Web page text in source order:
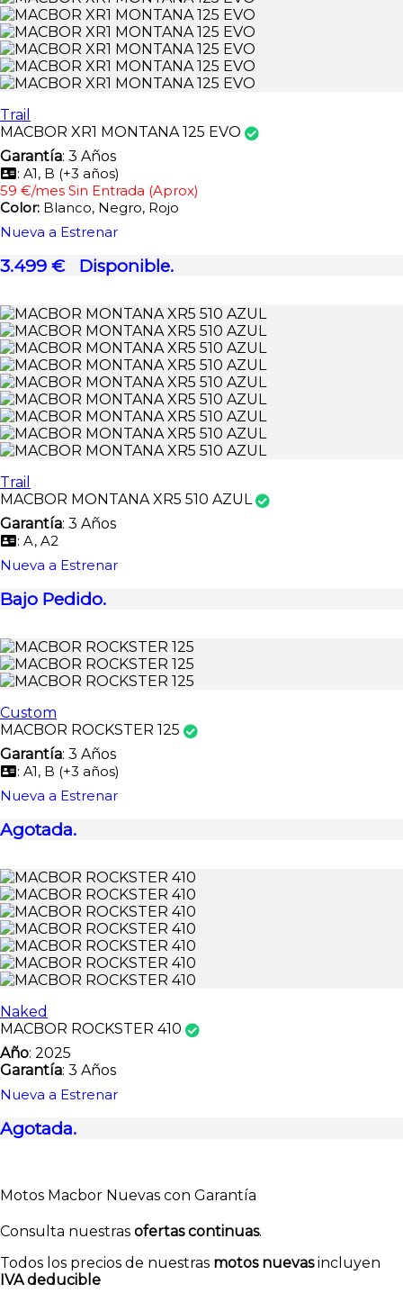
Trail
MACBOR XR1 MONTANA 125 EVO
Garantía: 3 Años
: A1, B (+3 años)
59 €/mes Sin Entrada (Aprox)
Color: Blanco, Negro, Rojo
Nueva a Estrenar
3.499 € Disponible.
Trail
MACBOR MONTANA XR5 510 AZUL
Garantía: 3 Años
: A, A2
Nueva a Estrenar
Bajo Pedido.
Custom
MACBOR ROCKSTER 125
Garantía: 3 Años
: A1, B (+3 años)
Nueva a Estrenar
Agotada.
Naked
MACBOR ROCKSTER 410
Año: 2025
Garantía: 3 Años
Nueva a Estrenar
Agotada.
Motos Macbor Nuevas con Garantía
Consulta nuestras ofertas continuas.
Todos los precios de nuestras motos nuevasincluyen
IVA deducible